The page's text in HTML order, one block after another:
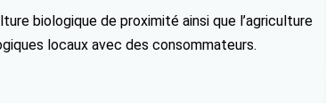
biologique de proximité ainsi que l’agriculture
locaux avec des consommateurs.